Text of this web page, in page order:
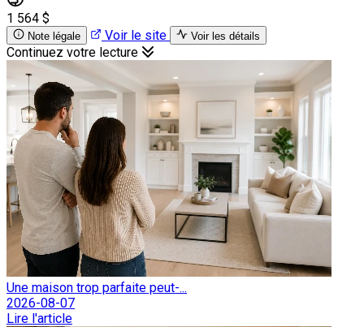
1 564 $
Note légale Voir le site Voir les détails
Continuez votre lecture
Une maison trop parfaite peut-...
2026-08-07
Lire l'article